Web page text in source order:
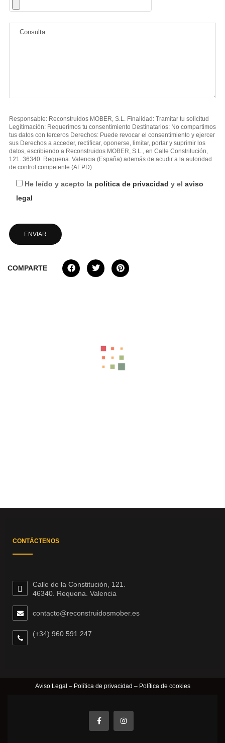
Responsable: Reconstruidos MOBER, S.L. Finalidad: Tramitar tu solicitud
Legitimación: Requerimos tu consentimiento Destinatarios: No compartimos
tus datos con terceros Derechos: Puede revocar el consentimiento y ejercer
sus Derechos a acceder, rectificar, oponerse, limitar, portar y suprimir los
datos, escribiendo a Reconstruidos MOBER, S.L., en Calle Constritución,
121. 36340. Requena. Valencia (España) además de acudir a la autoridad
de control competente (AEPD).
He leído y acepto la política de privacidad y el aviso
legal
COMPARTE
CONTÁCTENOS
Calle de la Constitución, 121.
46340. Requena. Valencia
contacto@reconstruidosmober.es
(+34) 960 591 247
Aviso Legal –Política de privacidad – Política de cookies